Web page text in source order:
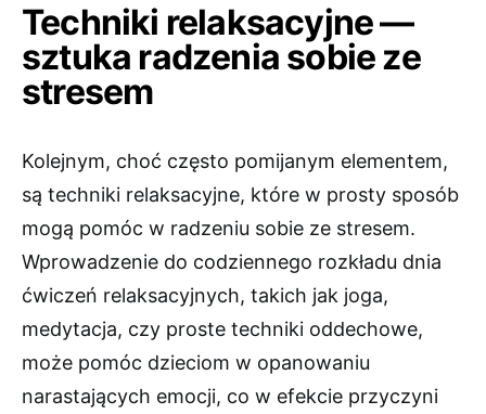
Techniki relaksacyjne —
sztuka radzenia sobie ze
stresem
Kolejnym, choć często pomijanym elementem,
są techniki relaksacyjne, które w prosty sposób
mogą pomóc w radzeniu sobie ze stresem.
Wprowadzenie do codziennego rozkładu dnia
ćwiczeń relaksacyjnych, takich jak joga,
medytacja, czy proste techniki oddechowe,
może pomóc dzieciom w opanowaniu
narastających emocji, co w efekcie przyczyni